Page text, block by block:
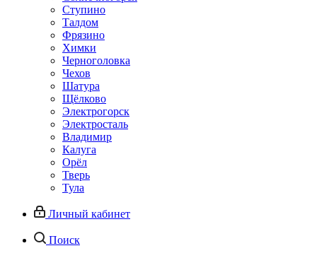
Ступино
Талдом
Фрязино
Химки
Черноголовка
Чехов
Шатура
Щёлково
Электрогорск
Электросталь
Владимир
Калуга
Орёл
Тверь
Тула
Личный кабинет
Поиск